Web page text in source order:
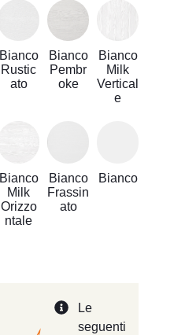
Bianco
Rustic
ato
Bianco
Pembr
oke
Bianco
Milk
Vertical
e
Bianco
Milk
Orizzo
ntale
Bianco
Frassin
ato
Bianco
Le
seguenti